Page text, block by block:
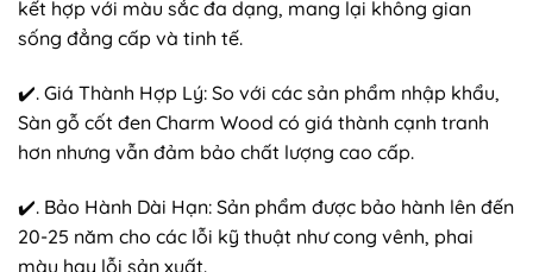
kết hợp với màu sắc đa dạng, mang lại không gian
sống đẳng cấp và tinh tế.
✔️. Giá Thành Hợp Lý: So với các sản phẩm nhập khẩu,
Sàn gỗ cốt đen Charm Wood có giá thành cạnh tranh
hơn nhưng vẫn đảm bảo chất lượng cao cấp.
✔️. Bảo Hành Dài Hạn: Sản phẩm được bảo hành lên đến
20-25 năm cho các lỗi kỹ thuật như cong vênh, phai
màu hay lỗi sản xuất.